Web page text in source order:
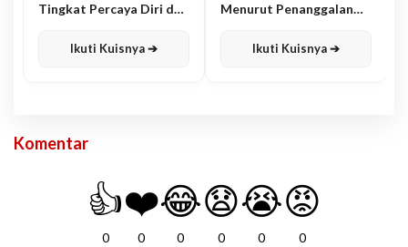
Tingkat Percaya Diri dan
Ikuti Kuisnya ➔
Menurut Penanggalan
Ikuti Kuisnya ➔
Komentar
👍
0
❤️
0
😂
0
😧
0
😭
0
😡
0